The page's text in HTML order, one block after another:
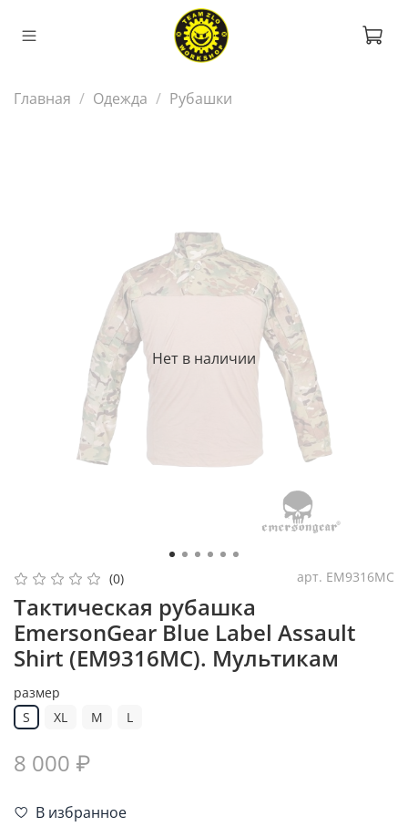
Главная Одежда Рубашки
Нет в наличии
(0) арт. EM9316MC
Тактическая рубашка
EmersonGear Blue Label Assault
Shirt (EM9316MC). Мультикам
размер
S
XL M L
8 000 ₽
В избранное